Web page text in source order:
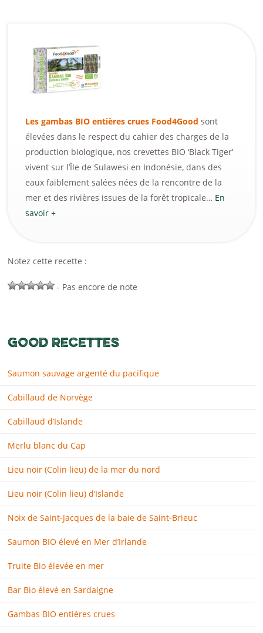
Les gambas BIO entières crues Food4Good sont
élevées dans le respect du cahier des charges de la
production biologique, nos crevettes BIO ‘Black Tiger’
vivent sur l’Île de Sulawesi en Indonésie, dans des
eaux faiblement salées nées de la rencontre de la
mer et des rivières issues de la forêt tropicale… En
savoir +
Notez cette recette :
- Pas encore de note
GOOD RECETTES
Saumon sauvage argenté du pacifique
Cabillaud de Norvège
Cabillaud d’Islande
Merlu blanc du Cap
Lieu noir (Colin lieu) de la mer du nord
Lieu noir (Colin lieu) d’Islande
Noix de Saint-Jacques de la baie de Saint-Brieuc
Saumon BIO élevé en Mer d’Irlande
Truite Bio élevée en mer
Bar Bio élevé en Sardaigne
Gambas BIO entières crues